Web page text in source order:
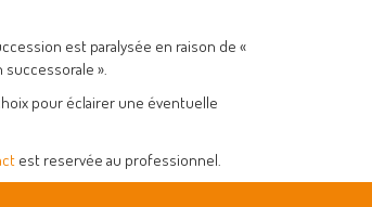
est paralysée en raison de «
».
pour éclairer une éventuelle
est reservée au professionnel.